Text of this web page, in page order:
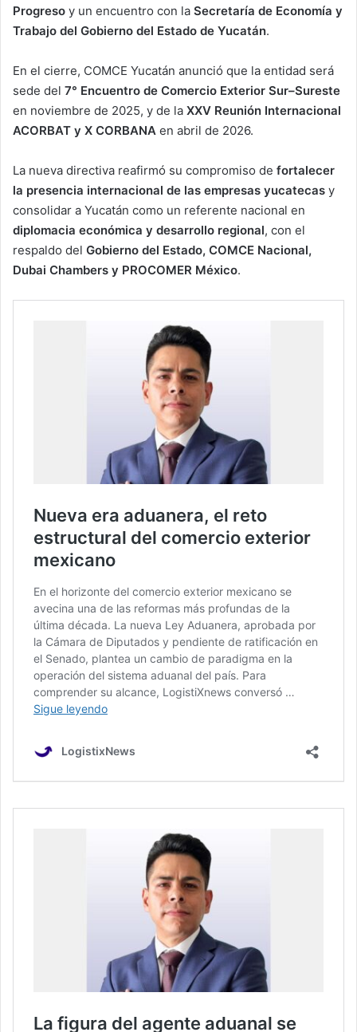
Progreso y un encuentro con la Secretaría de Economía y
Trabajo del Gobierno del Estado de Yucatán.
En el cierre, COMCE Yucatán anunció que la entidad será
sede del 7° Encuentro de Comercio Exterior Sur–Sureste
en noviembre de 2025, y de la XXV Reunión Internacional
ACORBAT y X CORBANA en abril de 2026.
La nueva directiva reafirmó su compromiso de fortalecer
la presencia internacional de las empresas yucatecas y
consolidar a Yucatán como un referente nacional en
diplomacia económica y desarrollo regional, con el
respaldo del Gobierno del Estado, COMCE Nacional,
Dubai Chambers y PROCOMER México.